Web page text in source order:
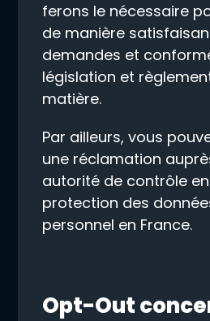
ferons le nécessaire
de manière
demandes et
législation et
matière.
Par ailleurs, vous
une réclamation
autorité de contrôle
protection des
personnel en France.
Opt-Out